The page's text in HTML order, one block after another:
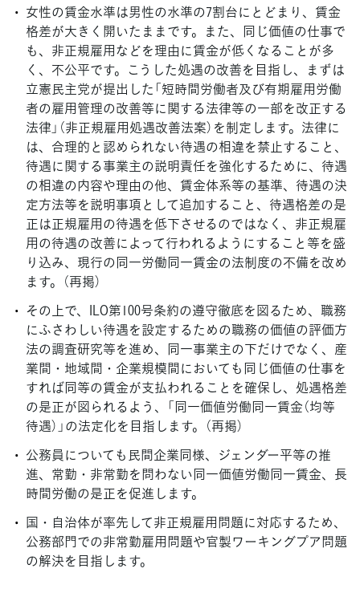
女性の賃金水準は男性の水準の7割台にとどまり、賃金
格差が大きく開いたままです。また、同じ価値の仕事で
も、非正規雇用などを理由に賃金が低くなることが多
く、不公平です。こうした処遇の改善を目指し、まずは
立憲民主党が提出した「短時間労働者及び有期雇用労働
者の雇用管理の改善等に関する法律等の一部を改正する
法律」（非正規雇用処遇改善法案）を制定します。法律に
は、合理的と認められない待遇の相違を禁止すること、
待遇に関する事業主の説明責任を強化するために、待遇
の相違の内容や理由の他、賃金体系等の基準、待遇の決
定方法等を説明事項として追加すること、待遇格差の是
正は正規雇用の待遇を低下させるのではなく、非正規雇
用の待遇の改善によって行われるようにすること等を盛
り込み、現行の同一労働同一賃金の法制度の不備を改め
ます。（再掲）
その上で、ILO第100号条約の遵守徹底を図るため、職務
にふさわしい待遇を設定するための職務の価値の評価方
法の調査研究等を進め、同一事業主の下だけでなく、産
業間・地域間・企業規模間においても同じ価値の仕事を
すれば同等の賃金が支払われることを確保し、処遇格差
の是正が図られるよう、「同一価値労働同一賃金（均等
待遇）」の法定化を目指します。（再掲）
公務員についても民間企業同様、ジェンダー平等の推
進、常勤・非常勤を問わない同一価値労働同一賃金、長
時間労働の是正を促進します。
国・自治体が率先して非正規雇用問題に対応するため、
公務部門での非常勤雇用問題や官製ワーキングプア問題
の解決を目指します。